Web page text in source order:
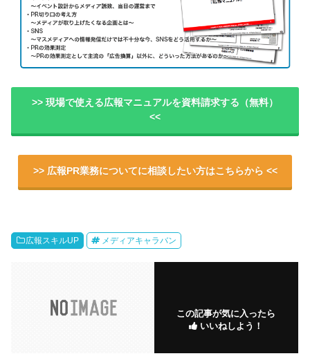
>> 現場で使える広報マニュアルを資料請求する（無料）
<<
>> 広報PR業務についてに相談したい方はこちらから <<
広報スキルUP メディアキャラバン
この記事が気に入ったら
いいねしよう！